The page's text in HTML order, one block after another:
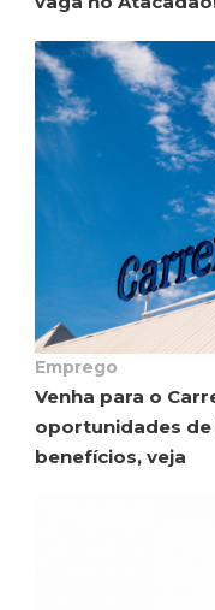
Emprego
Venha para o
oportunidades
benefícios, veja